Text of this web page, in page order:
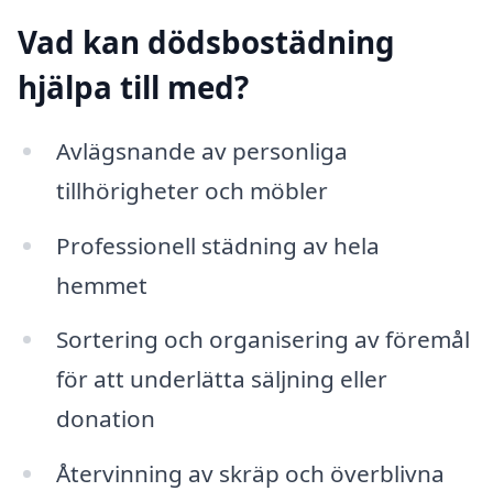
Vad kan dödsbostädning
hjälpa till med?
Avlägsnande av personliga
tillhörigheter och möbler
Professionell städning av hela
hemmet
Sortering och organisering av föremål
för att underlätta säljning eller
donation
Återvinning av skräp och överblivna